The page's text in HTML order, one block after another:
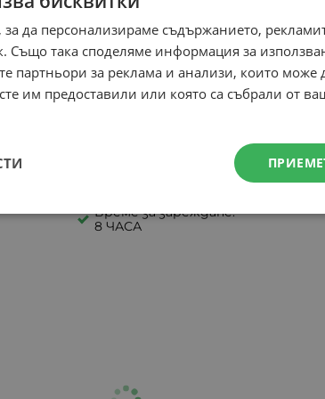
км
20 Ah
електрически
велосипед
1650.00 € / 3227.12 лв.
Пробег: 150 - 200 км
Време за зареждане:
8 ЧАСА
Гуми:
Tire)
7-8
да персонализираме съдържанието,
Също така споделяме информация за
партньори за реклама и анализи, които може
им предоставили или която са събрали от